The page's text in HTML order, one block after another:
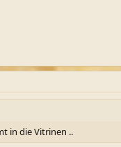
in die Vitrinen ..